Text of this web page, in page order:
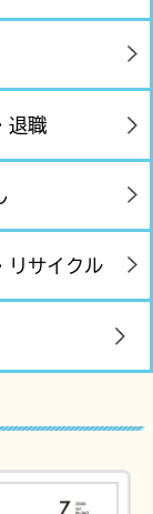
退職
リサイクル